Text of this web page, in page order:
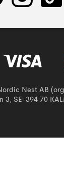
Nest AB
3, SE-394 70